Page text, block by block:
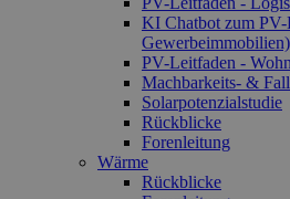
KI Chatbot zum
Gewerbe­immo­bilien)
PV-Leitfaden -
Machbarkeits- &
Solarpotenzialstudie
Rückblicke
Forenleitung
Wärme
Rückblicke